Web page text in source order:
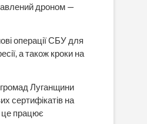
дроном —
операції СБУ для
а також кроки на
Луганщини
сертифікатів на
це працює